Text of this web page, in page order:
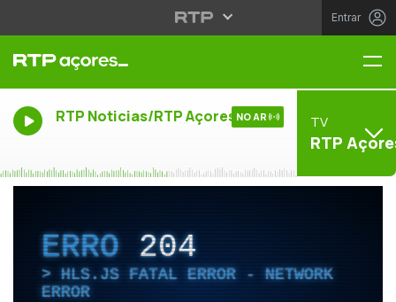
Entrar
RTP Noticias/RTP Açores NO AR TV
RTP
ERRO204
HLS.JS FATAL ERROR - NETWORK
ERROR